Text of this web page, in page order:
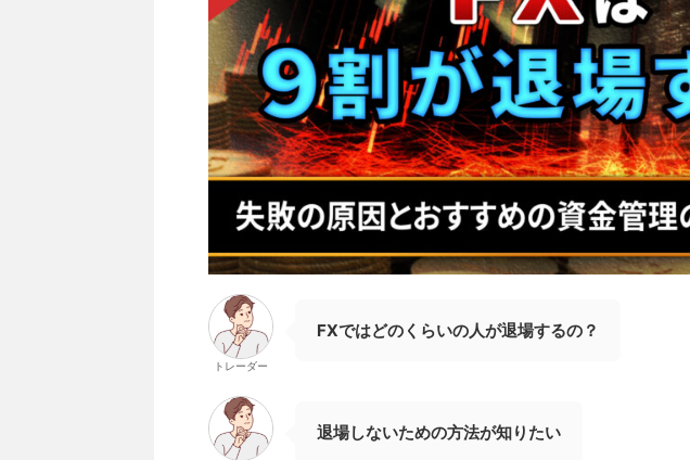
トレーダー
FXではどのくらいの人が退場するの？
退場しないための方法が知りたい